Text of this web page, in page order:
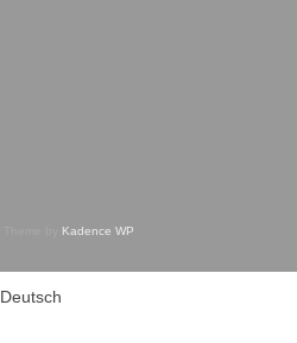
Kadence WP
Deutsch